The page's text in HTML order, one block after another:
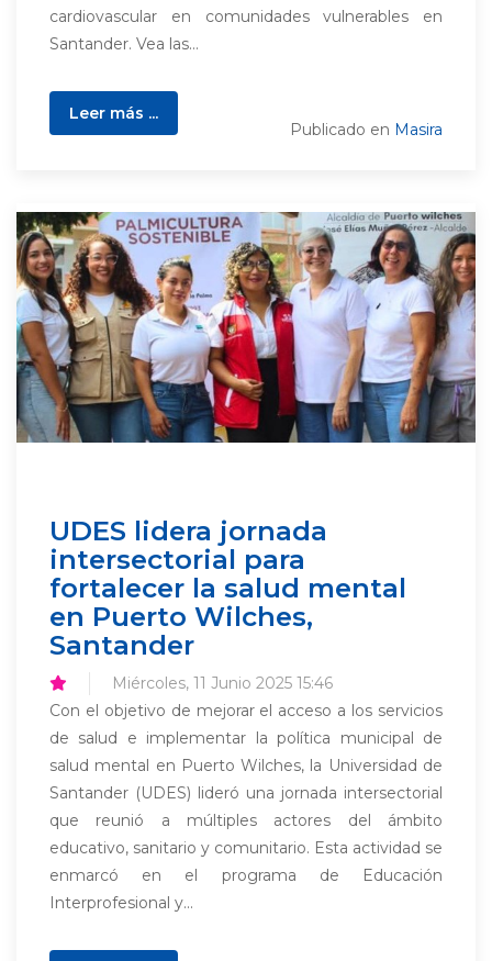
cardiovascular en comunidades vulnerables en
Santander. Vea las...
Leer más ...
Publicado en Masira
UDES lidera jornada
intersectorial para
fortalecer la salud mental
en Puerto Wilches,
Santander
Miércoles, 11 Junio 2025 15:46
Con el objetivo de mejorar el acceso a los servicios
de salud e implementar la política municipal de
salud mental en Puerto Wilches, la Universidad de
Santander (UDES) lideró una jornada intersectorial
que reunió a múltiples actores del ámbito
educativo, sanitario y comunitario. Esta actividad se
enmarcó en el programa de Educación
Interprofesional y...